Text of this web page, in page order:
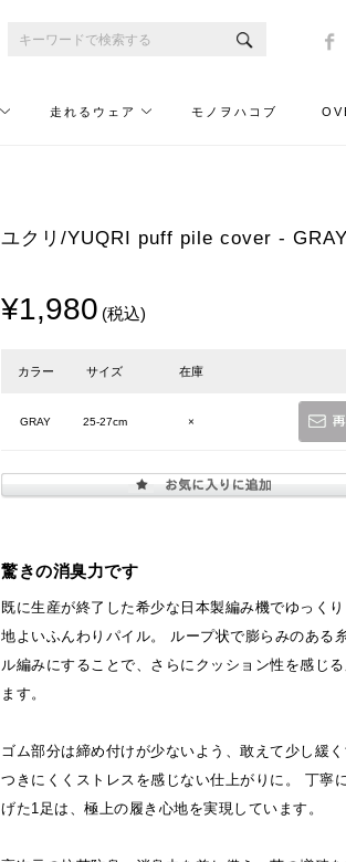
走れるウェア モノヲハコブ
ユクリ/YUQRI puff pile cover - GRAY
¥1,980 (税込)
カラー サイズ 在庫
GRAY 25-27cm ×
驚きの消臭力です
既に生産が終了した希少な日本製編み機でゆっく
地よいふんわりパイル。 ループ状で膨らみのある
ル編みにすることで、さらにクッション性を感じ
ます。
ゴム部分は締め付けが少ないよう、敢えて少し緩
つきにくくストレスを感じない仕上がりに。 丁寧
げた1足は、極上の履き心地を実現しています。